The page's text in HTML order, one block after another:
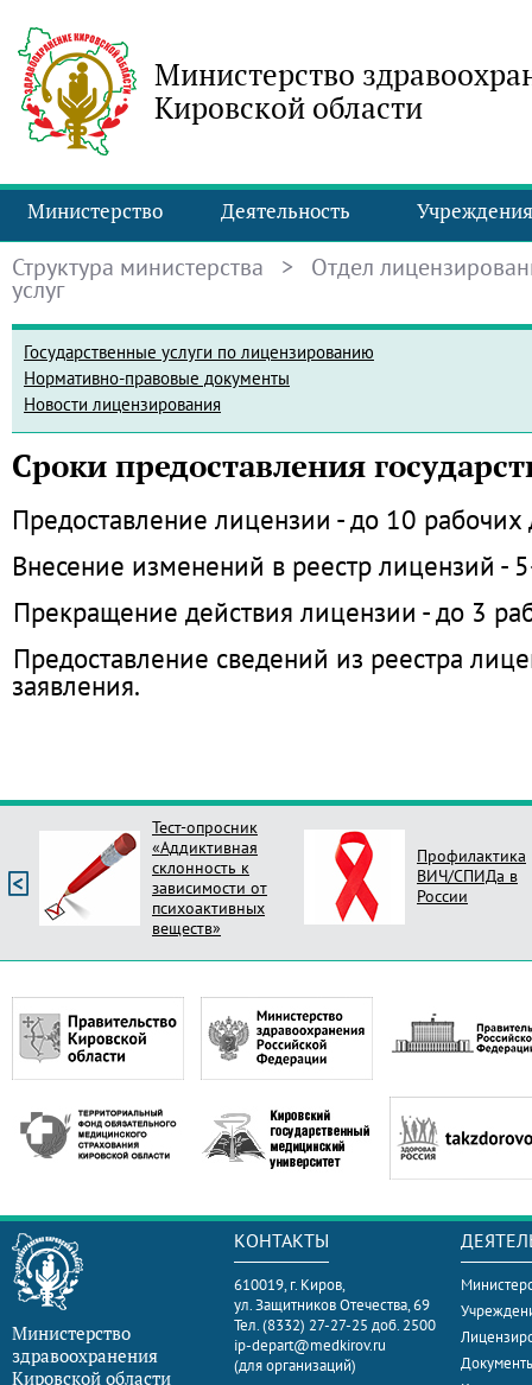
Министерство
Кировской области
Министерство Деятельность Учреждения
Структура министерства > Отдел
услуг
Государственные услуги по лицензированию
Нормативно-правовые документы
Новости лицензирования
Сроки предоставления
Предоставление лицензии - до 10
Внесение изменений в реестр лицензий -
Прекращение действия лицензии - до 3
Предоставление сведений из реестра
заявления.
Тест-опросник
«Аддиктивная
склонность к
зависимости от
психоактивных
веществ»
Профилактика
ВИЧ/СПИДа в
России
Министерство
здравоохранения
Кировской области
КОНТАКТЫ
610019, г. Киров,
ул. Защитников Отечества, 69
Тел. (8332) 27-27-25 доб. 2500
ip-depart@medkirov.ru
(для организаций)